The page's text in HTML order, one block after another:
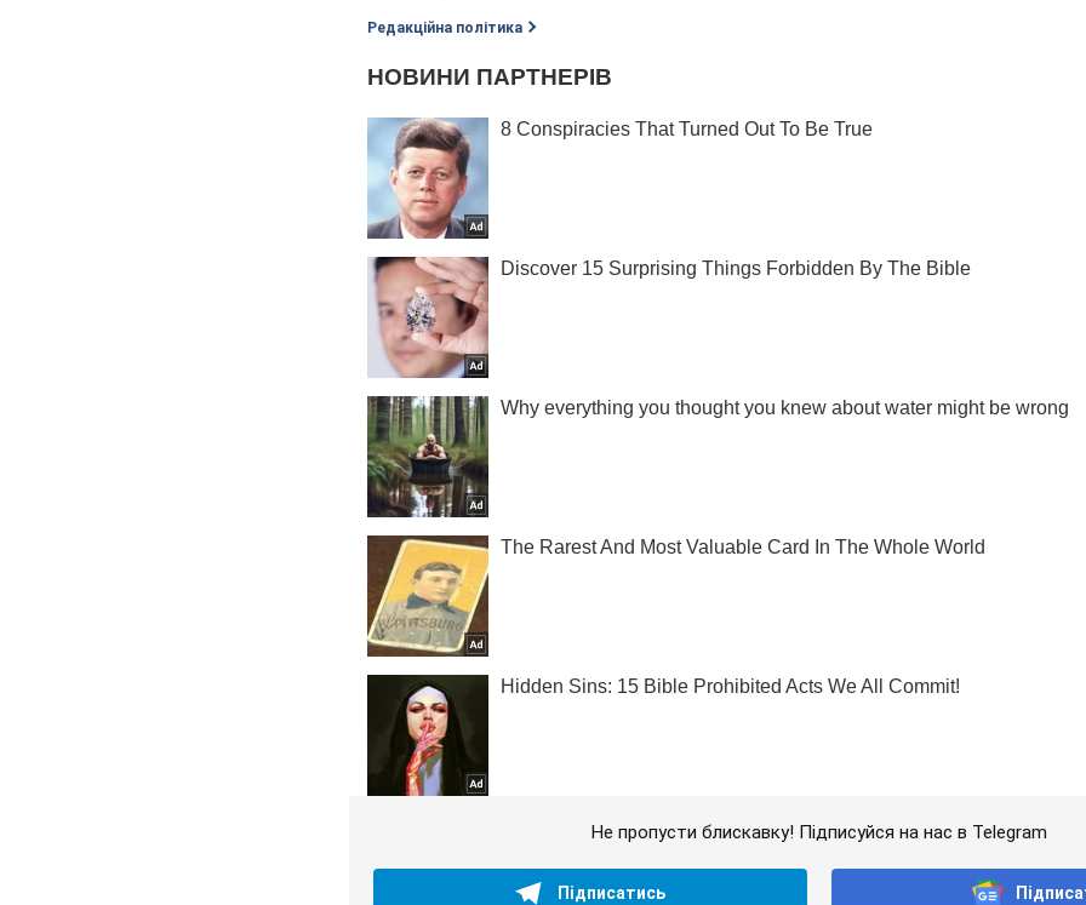
Редакційна політика
Не пропусти блискавку! Підписуйся на нас в Telegram
Підписатись